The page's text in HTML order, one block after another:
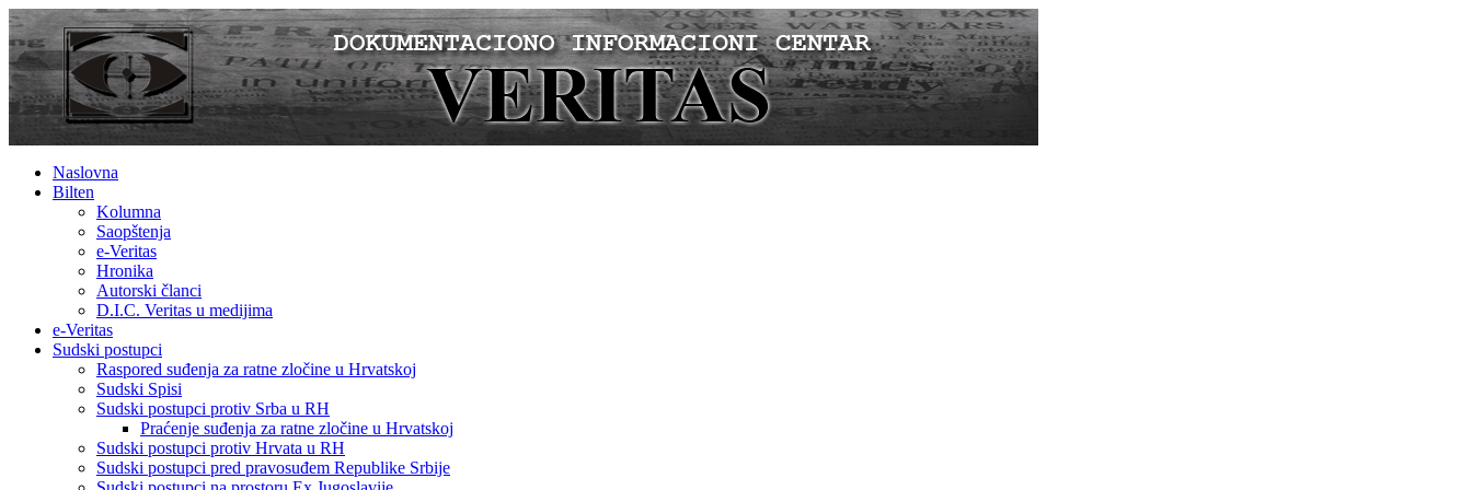
Naslovna
Bilten
Kolumna
Saopštenja
e-Veritas
Hronika
Autorski članci
D.I.C. Veritas u medijima
e-Veritas
Sudski postupci
Raspored suđenja za ratne zločine u Hrvatskoj
Sudski Spisi
Sudski postupci protiv Srba u RH
Praćenje suđenja za ratne zločine u Hrvatskoj
Sudski postupci protiv Hrvata u RH
Sudski postupci pred pravosuđem Republike Srbije